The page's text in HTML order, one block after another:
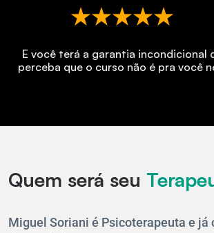
E você terá a garantia incondicional
perceba que o curso não é pra você
Quem será seu
Miguel Soriani é Psicoterapeuta e já